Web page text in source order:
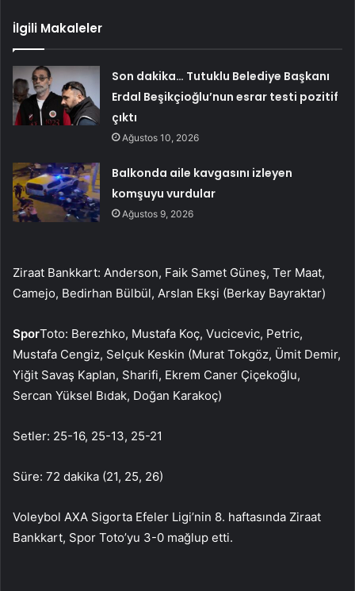
İlgili Makaleler
Son dakika… Tutuklu Belediye Başkanı
Erdal Beşikçioğlu’nun esrar testi pozitif
çıktı
Ağustos 10, 2026
Balkonda aile kavgasını izleyen
komşuyu vurdular
Ağustos 9, 2026
Ziraat Bankkart: Anderson, Faik Samet Güneş, Ter Maat,
Camejo, Bedirhan Bülbül, Arslan Ekşi (Berkay Bayraktar)
SporToto: Berezhko, Mustafa Koç, Vucicevic, Petric,
Mustafa Cengiz, Selçuk Keskin (Murat Tokgöz, Ümit Demir,
Yiğit Savaş Kaplan, Sharifi, Ekrem Caner Çiçekoğlu,
Sercan Yüksel Bıdak, Doğan Karakoç)
Setler: 25-16, 25-13, 25-21
Süre: 72 dakika (21, 25, 26)
Voleybol AXA Sigorta Efeler Ligi’nin 8. haftasında Ziraat
Bankkart, Spor Toto’yu 3-0 mağlup etti.